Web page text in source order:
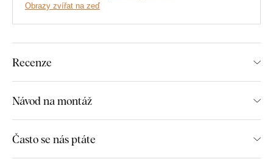
Vyrábíme prémiové obrazy DUBLEZ tištěné na dřevěné
nejkvalitnější barvy na trhu. Motiv tiskneme přímo na desku
a následně vyřezáváme pomocí laseru. Díky tomu má obraz z
Obrazy zvířat na zeď
Recenze
Návod na montáž
Často se nás ptáte